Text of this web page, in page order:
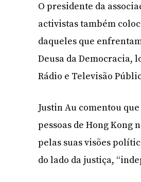
O presidente da
activistas também
daqueles que
Deusa da Democracia,
Rádio e Televisão
Justin Au comentou
pessoas de Hong Kong
pelas suas visões
do lado da justiça,